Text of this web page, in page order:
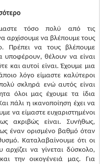
θέλουν να είναι
λόγο είμαστε καλύτεροι
σκληρά ενώ αυτός είναι
όλοι μας έχουμε τα ίδια
πάλι η ικανοποίηση έχει να
να είμαστε ευχαριστημένοι
ακριβώς είναι. Συνήθως,
έναν ορισμένο βαθμό όταν
Καταλαβαίνουμε ότι οι
να γίνεται δύσκολο,
την οικογένειά μας. Για
δύσκολο να αποδεχτεί ότι ο
του δε θα μπορούσε να είναι
όλοι μπορούμε να
Άρα, ένας γιος που δεν
έκπληξη! Όμως σε γενικές